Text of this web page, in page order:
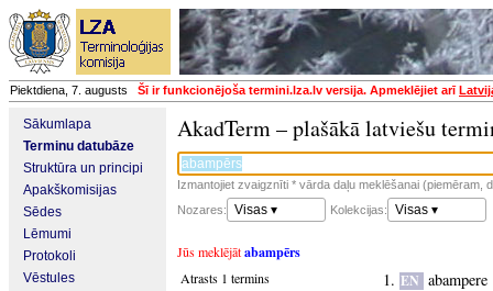
Piektdiena, 7. augusts Šī ir funkcionējoša termini.lza.lv versija. Apmeklējiet arī
Sākumlapa
Terminu datubāze
Struktūra un principi
Apakškomisijas
Sēdes
Lēmumi
Protokoli
Vēstules
AkadTerm – plašākā latviešu
Izmantojiet zvaigznīti * vārda daļu meklēšanai (piemēram,
Nozares:
Visas ▾ Kolekcijas: Visas ▾
Jūs meklējātabampērs
Atrasts 1 termins
EN abampere